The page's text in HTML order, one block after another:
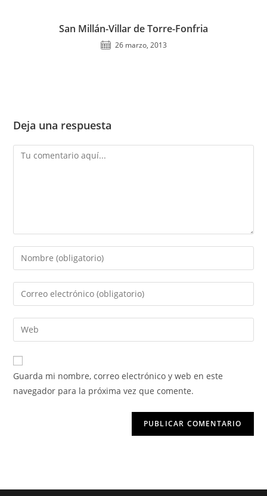
San Millán-Villar de Torre-Fonfria
26 marzo, 2013
Deja una respuesta
Comentario
Introduce
tu
nombre
de
usuario
para
comentar
Introduce
tu
dirección
de
electrónico
para
comentar
Introduce
la
URL
de
Guarda mi nombre, correo electrónico y web en este
navegador para la próxima vez que comente.